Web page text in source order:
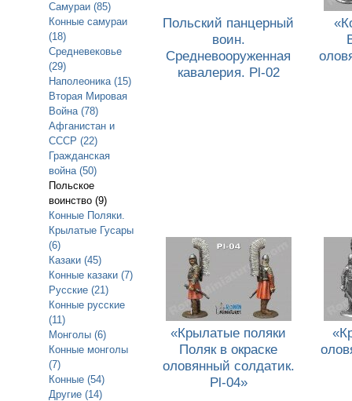
Самураи (85)
Конные самураи
(18)
Средневековье
(29)
Наполеоника (15)
Вторая Мировая
Война (78)
Афганистан и
СССР (22)
Гражданская
война (50)
Польское
воинство (9)
Конные Поляки.
Крылатые Гусары
(6)
Казаки (45)
Конные казаки (7)
Русские (21)
Конные русские
(11)
Монголы (6)
Конные монголы
(7)
Конные (54)
Другие (14)
Польский панцерный
воин.
Средневооруженная
кавалерия. Pl-02
«Крылатые поляки
Поляк в окраске
оловянный солдатик.
Pl-04»